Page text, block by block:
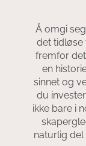
Å omgi
det tidløse
fremfor
en
sinnet og
du
ikke bare i
naturlig del